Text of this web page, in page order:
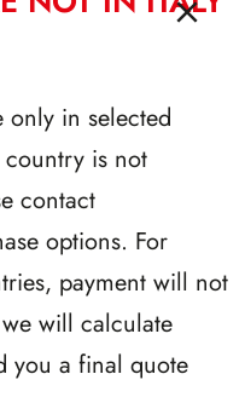
PAGINE 7
in selected
is not
contact
options. For
payment will not
will calculate
you a final quote